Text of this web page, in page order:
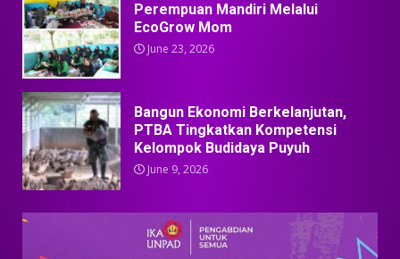
Perempuan Mandiri Melalui
EcoGrow Mom
June 23, 2026
Bangun Ekonomi Berkelanjutan,
PTBA Tingkatkan Kompetensi
Kelompok Budidaya Puyuh
June 9, 2026